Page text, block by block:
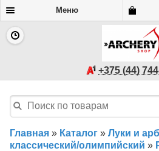
Меню
+375 (44)
Главная » Каталог » Луки и
классический/олимпийский »